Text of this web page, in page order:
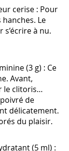
cerise : Pour
Le
à nu.
(3 g) : Ce
Avant,
le clitoris…
de
délicatement.
du plaisir.
(5 ml) :